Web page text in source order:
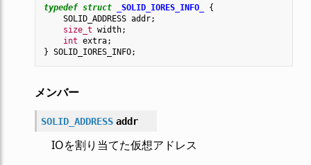
typedef struct _SOLID_IORES_INFO_
{
SOLID_ADDRESS addr;
size_t width;
int extra;
} SOLID_IORES_INFO;
メンバー
SOLID_ADDRESS addr
IOを割り当てた仮想アドレス